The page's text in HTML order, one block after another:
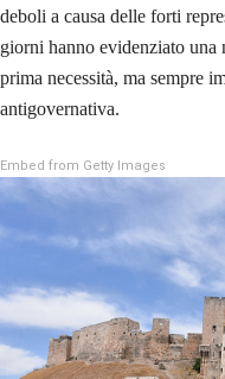
deboli a causa delle forti
giorni hanno evidenziato una
prima necessità, ma sempre
antigovernativa.
Embed from Getty Images